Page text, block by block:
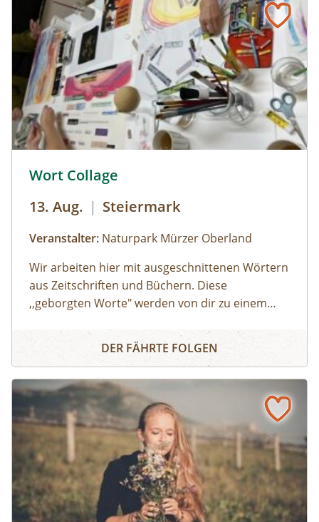
können die Kinder bei einer Kinderführung
einen lustigen Streifzug durch den
Jesuitengarten machen.Dauer: 2
StundenKosten: Erwachsene € 14,- | Kinder (6-
14 Jahre) € 10,- | gratis mit der Sommercard
Wort Collage
13. Aug. | Steiermark
Veranstalter: Naturpark Mürzer Oberland
Wir arbeiten hier mit ausgeschnittenen Wörtern
aus Zeitschriften und Büchern. Diese
,,geborgten Worte" werden von dir zu einem
Worte können herumgeschoben oder
zurechtgeschnitten werden, bis eine für dich
Collagetechnik entstehen Bilder im Kopf. Diese
Bilder und momentane Gefühle können im
Anschluss mit unterschiedlichen Materealien
auf Papier gemalt werden. Der zuvor
entstandene Text wird als Abschluss auf das
gemalte Bild geklebt.
Wort Collage
DER FÄHRTE FOLGEN